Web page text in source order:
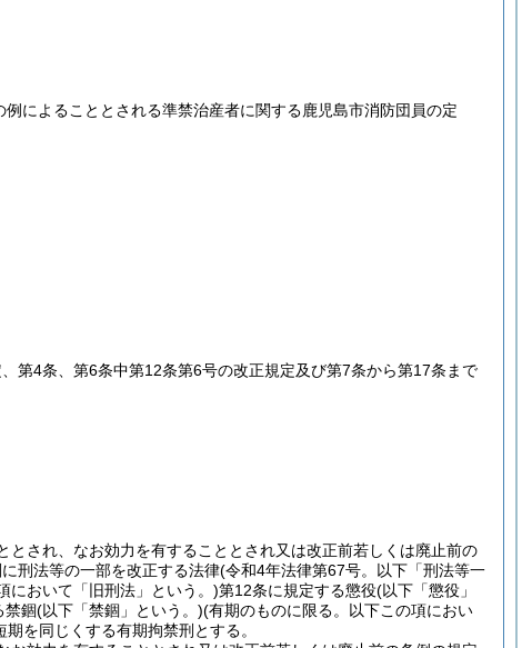
によることとされる準禁治産者に関する鹿児島市消防団員の定
第4条、第6条中第12条第6号の改正規定及び第7条から第17条まで
され、なお効力を有することとされ又は改正前若しくは廃止前の
刑法等の一部を改正する法律(令和4年法律第67号。以下「刑法等一
において「旧刑法」という。)第12条に規定する懲役(以下「懲役」
禁錮(以下「禁錮」という。)(有期のものに限る。以下この項におい
を同じくする有期拘禁刑とする。